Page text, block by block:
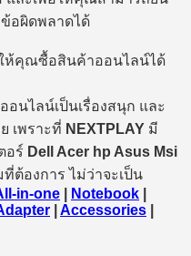
อผิดพลาดได้
ห้คุณซื้อสินค้าออนไลน์ได้
นไลน์เป็นเรื่องสนุก และ
เพราะที่ NEXTPLAY มี
อร์ Dell Acer hp Asus Msi
ต้องการ ไม่ว่าจะเป็น
in-one Notebook
Accessories